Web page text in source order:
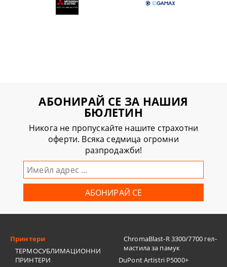
АБОНИРАЙ СЕ ЗА НАШИЯ
БЮЛЕТИН
Никога не пропускайте нашите страхотни
оферти. Всяка седмица огромни
разпродажби!
Принтери
ТЕРМОСУБЛИМАЦИОННИ
ПРИНТЕРИ
ChromaBlast-R 3300/7700 гел-
мастила за памук
DuPont Artistri P5000+